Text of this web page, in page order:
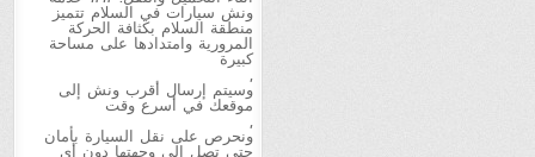
ونش سيارات في السلام تتميز
منطقة السلام بكثافة الحركة
المرورية وامتدادها على مساحة
كبيرة
,
وسيتم إرسال أقرب ونش إلى
موقعك في أسرع وقت
,
ونحرص على نقل السيارة بأمان